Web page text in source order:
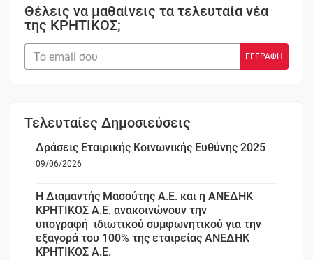
Θέλεις να μαθαίνεις τα τελευταία νέα
της ΚΡΗΤΙΚΟΣ;
Τελευταίες Δημοσιεύσεις
Δράσεις Εταιρικής Κοινωνικής Ευθύνης 2025
09/06/2026
Η Διαμαντής Μασούτης Α.Ε. και η ΑΝΕΔΗΚ
ΚΡΗΤΙΚΟΣ Α.Ε. ανακοινώνουν την
υπογραφή ιδιωτικού συμφωνητικού για την
εξαγορά του 100% της εταιρείας ΑΝΕΔΗΚ
ΚΡΗΤΙΚΟΣ Α.Ε.